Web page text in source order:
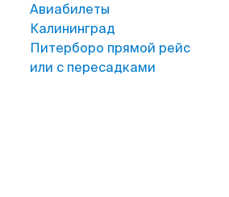
Авиабилеты
Калининград
Питерборо прямой рейс
или с пересадками